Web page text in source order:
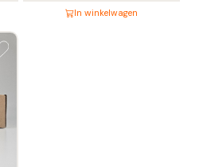
In winkelwagen